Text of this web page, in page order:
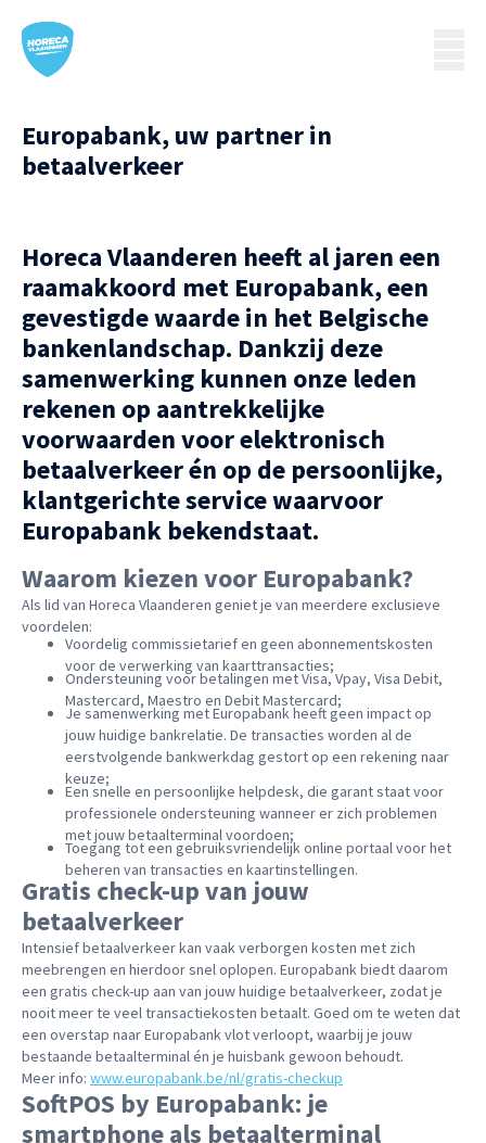
Europabank, uw partner in
betaalverkeer
Horeca Vlaanderen heeft al jaren een
raamakkoord met Europabank, een
gevestigde waarde in het Belgische
bankenlandschap. Dankzij deze
samenwerking kunnen onze leden
rekenen op aantrekkelijke
voorwaarden voor elektronisch
betaalverkeer én op de persoonlijke,
klantgerichte service waarvoor
Europabank bekendstaat.
Waarom kiezen voor Europabank?
Als lid van Horeca Vlaanderen geniet je van meerdere exclusieve
voordelen:
Voordelig commissietarief en geen abonnementskosten
voor de verwerking van kaarttransacties;
Ondersteuning voor betalingen met Visa, Vpay, Visa Debit,
Mastercard, Maestro en Debit Mastercard;
Je samenwerking met Europabank heeft geen impact op
jouw huidige bankrelatie. De transacties worden al de
eerstvolgende bankwerkdag gestort op een rekening naar
keuze;
Een snelle en persoonlijke helpdesk, die garant staat voor
professionele ondersteuning wanneer er zich problemen
met jouw betaalterminal voordoen;
Toegang tot een gebruiksvriendelijk online portaal voor het
beheren van transacties en kaartinstellingen.
Gratis check-up van jouw
betaalverkeer
Intensief betaalverkeer kan vaak verborgen kosten met zich
meebrengen en hierdoor snel oplopen. Europabank biedt daarom
een gratis check-up aan van jouw huidige betaalverkeer, zodat je
nooit meer te veel transactiekosten betaalt. Goed om te weten dat
een overstap naar Europabank vlot verloopt, waarbij je jouw
bestaande betaalterminal én je huisbank gewoon behoudt.
Meer info: www.europabank.be/nl/gratis-checkup
SoftPOS by Europabank: je
smartphone als betaalterminal